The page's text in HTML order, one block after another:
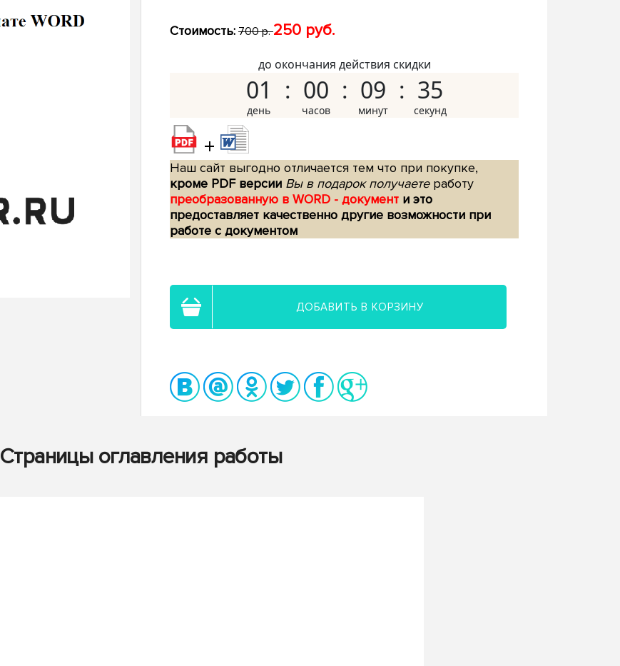
Стоимость: 700 р.250 руб.
до окончания действия скидки
01 00 09 34
+
Наш сайт выгодно отличается тем что при покупке,
кроме PDF версии Вы в подарок получаетеработу
преобразованную в WORD - документ и это
предоставляет качественно другие возможности при
работе с документом
ДОБАВИТЬ В КОРЗИНУ
Страницы оглавления работы